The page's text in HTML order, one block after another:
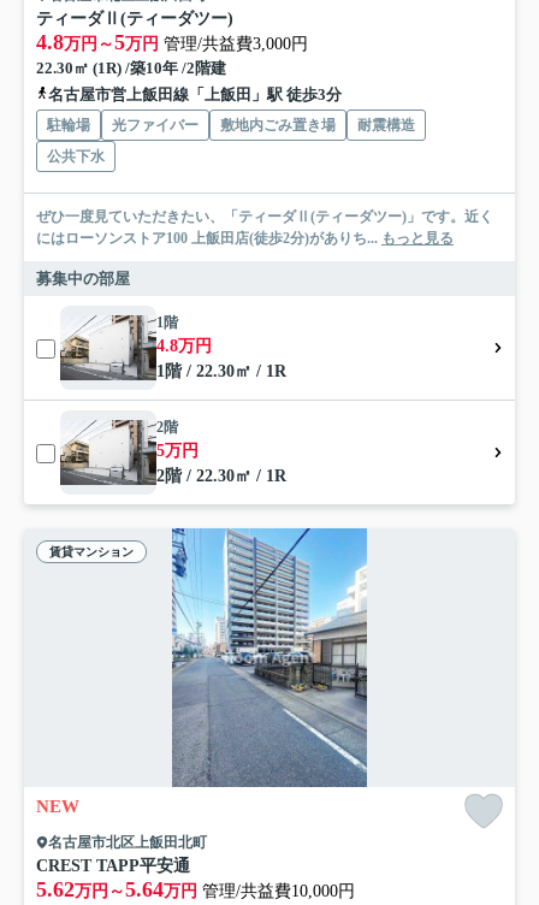
ティーダⅡ(ティーダツー)
4.8万円～5万円 管理/共益費3,000円
22.30㎡ (1R) /築10年 /2階建
名古屋市営上飯田線「上飯田」駅 徒歩3分
駐輪場 光ファイバー 敷地内ごみ置き場
耐震構造
公共下水
ぜひ一度見ていただきたい、「ティーダⅡ(ティーダツー)」です。近く
にはローソンストア100 上飯田店(徒歩2分)がありち... もっと見る
募集中の部屋
1階
4.8万円
1階 / 22.30㎡ / 1R
2階
5万円
2階 / 22.30㎡ / 1R
賃貸マンション
NEW
名古屋市北区上飯田北町
CREST TAPP平安通
5.62万円～5.64万円 管理/共益費10,000円